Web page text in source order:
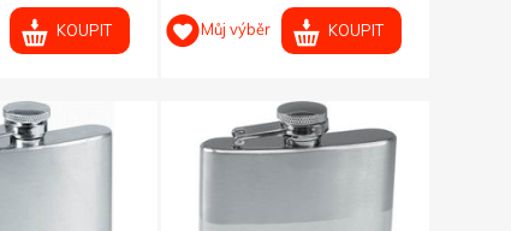
KOUPIT Můj výběr KOUPIT